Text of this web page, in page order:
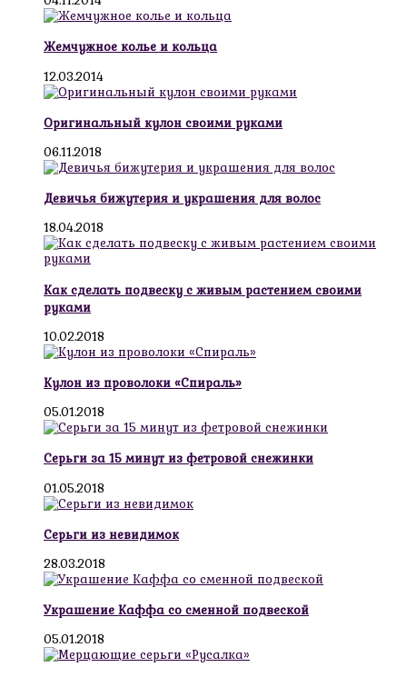
Жемчужное колье и кольца
12.03.2014
Оригинальный кулон своими руками
06.11.2018
Девичья бижутерия и украшения для волос
18.04.2018
Как сделать подвеску с живым растением своими
руками
10.02.2018
Кулон из проволоки «Спираль»
05.01.2018
Серьги за 15 минут из фетровой снежинки
01.05.2018
Серьги из невидимок
28.03.2018
Украшение Каффа со сменной подвеской
05.01.2018